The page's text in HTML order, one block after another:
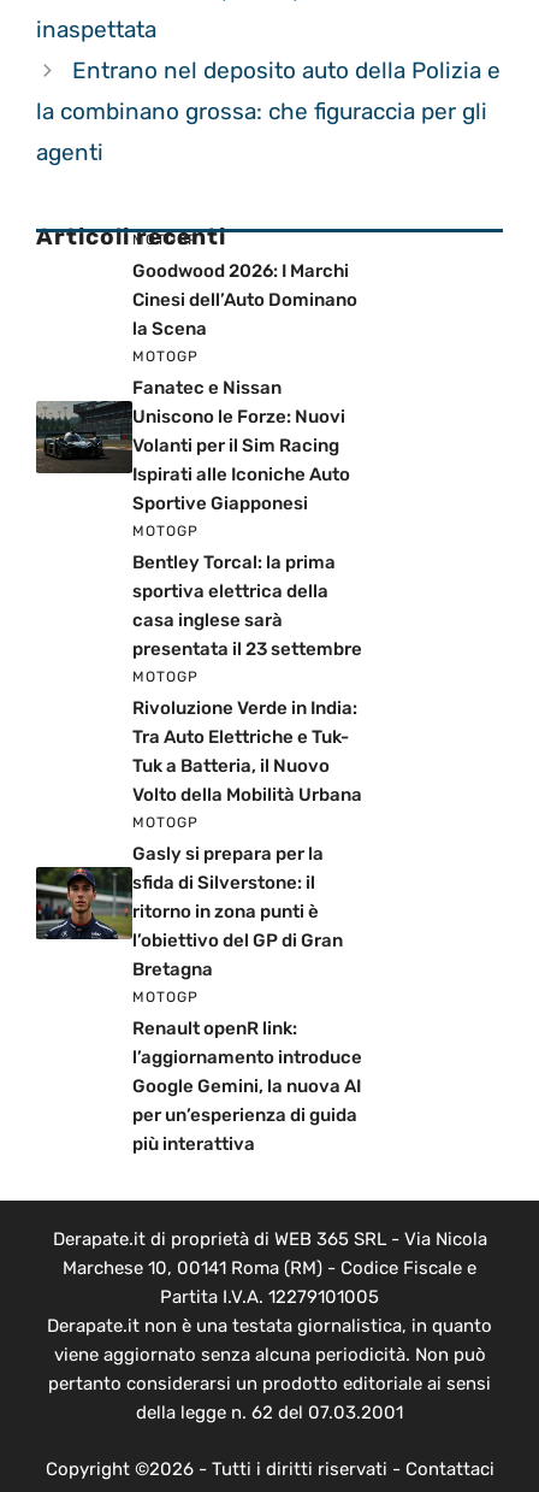
inaspettata
Entrano nel deposito auto della Polizia e
la combinano grossa: che figuraccia per gli
agenti
Articoli recenti
MOTOGP
Goodwood 2026: I Marchi
Cinesi dell’Auto Dominano
la Scena
MOTOGP
Fanatec e Nissan
Uniscono le Forze: Nuovi
Volanti per il Sim Racing
Ispirati alle Iconiche Auto
Sportive Giapponesi
MOTOGP
Bentley Torcal: la prima
sportiva elettrica della
casa inglese sarà
presentata il 23 settembre
MOTOGP
Rivoluzione Verde in India:
Tra Auto Elettriche e Tuk-
Tuk a Batteria, il Nuovo
Volto della Mobilità Urbana
MOTOGP
Gasly si prepara per la
sfida di Silverstone: il
ritorno in zona punti è
l’obiettivo del GP di Gran
Bretagna
MOTOGP
Renault openR link:
l’aggiornamento introduce
Google Gemini, la nuova AI
per un’esperienza di guida
più interattiva
Derapate.it di proprietà di WEB 365 SRL - Via Nicola
Marchese 10, 00141 Roma (RM) - Codice Fiscale e
Partita I.V.A. 12279101005
Derapate.it non è una testata giornalistica, in quanto
viene aggiornato senza alcuna periodicità. Non può
pertanto considerarsi un prodotto editoriale ai sensi
della legge n. 62 del 07.03.2001
Copyright ©2026 - Tutti i diritti riservati - Contattaci